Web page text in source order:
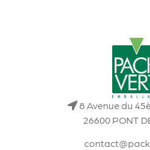
8 Avenue du
26600 PONT